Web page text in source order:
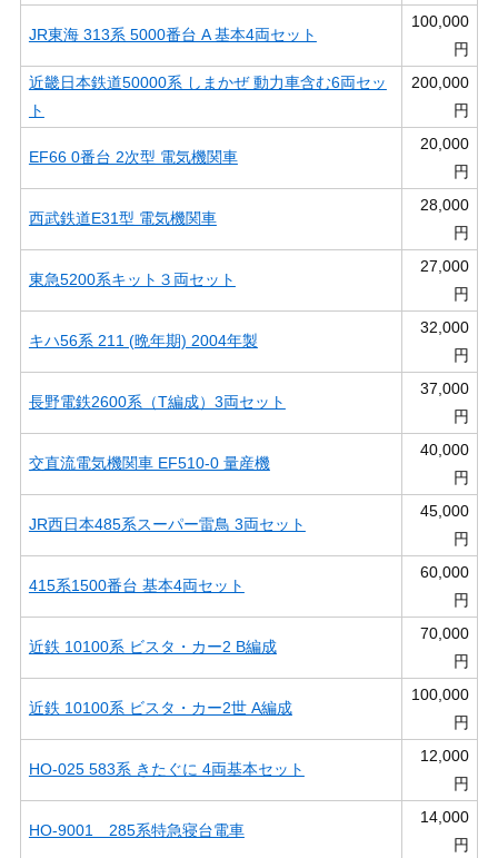
JR東海 313系 5000番台 A 基本4両セット
100,000
円
近畿日本鉄道50000系 しまかぜ 動力車含む6両セッ
ト
200,000
円
EF66 0番台 2次型 電気機関車
20,000
円
西武鉄道E31型 電気機関車
28,000
円
東急5200系キット３両セット
27,000
円
キハ56系 211 (晩年期) 2004年製
32,000
円
長野電鉄2600系（T編成）3両セット
37,000
円
交直流電気機関車 EF510-0 量産機
40,000
円
JR西日本485系スーパー雷鳥 3両セット
45,000
円
415系1500番台 基本4両セット
60,000
円
近鉄 10100系 ビスタ・カー2 B編成
70,000
円
近鉄 10100系 ビスタ・カー2世 A編成
100,000
円
HO-025 583系 きたぐに 4両基本セット
12,000
円
HO-9001 285系特急寝台電車
14,000
円